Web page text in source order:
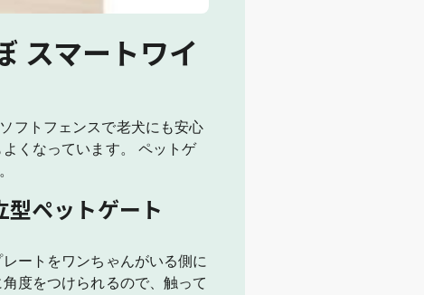
スマートワイ
フトフェンスで老犬にも安心
くなっています。 ペットゲ
ペットゲート
ートをワンちゃんがいる側に
度をつけられるので、触って